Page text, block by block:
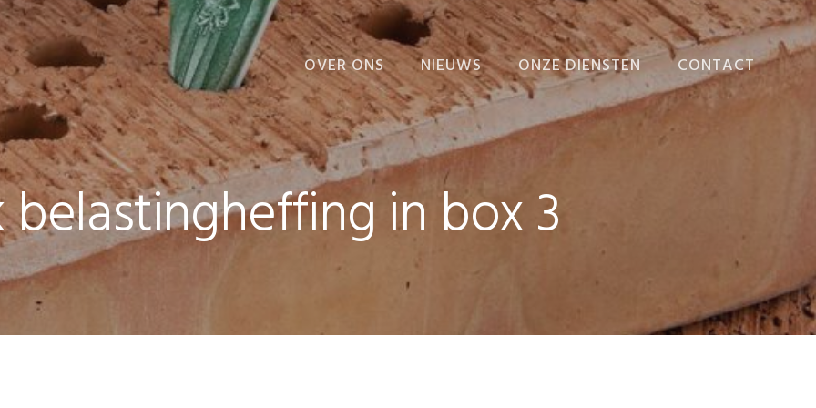
OVER ONS
VOORDELEN
NIEUWS
NIEUWS
EINDEJAARSNIEUWSBRIEF
ONZE DIENSTEN
ADMINISTRATIE
VERZORGEN
ORGANISATIE EN
INTERNE BEHEERSING
BEDRIJFSECONOMISCH
CONTACT
in box 3